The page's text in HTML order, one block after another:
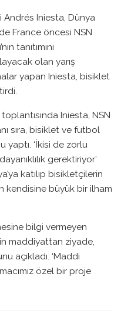
Iniesta, Dünya
de France öncesi NSN
tanıtımını
olan yarış
yapan Iniesta, bisiklet
Iniesta, NSN
sıra, bisiklet ve futbol
yaptı. ‘İkisi de zorlu
gerektiriyor’
katılıp bisikletçilerin
kendisine büyük bir ilham
bilgi vermeyen
maddiyattan ziyade,
açıkladı. ‘Maddi
özel bir proje